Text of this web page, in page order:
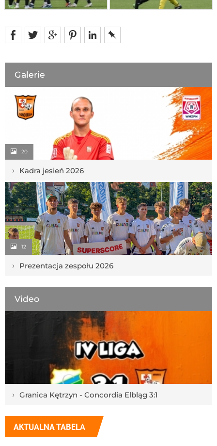
Galerie
20
› Kadra jesień 2026
12
› Prezentacja zespołu 2026
Video
› Granica Kętrzyn - Concordia Elbląg 3:1
AKTUALNA TABELA